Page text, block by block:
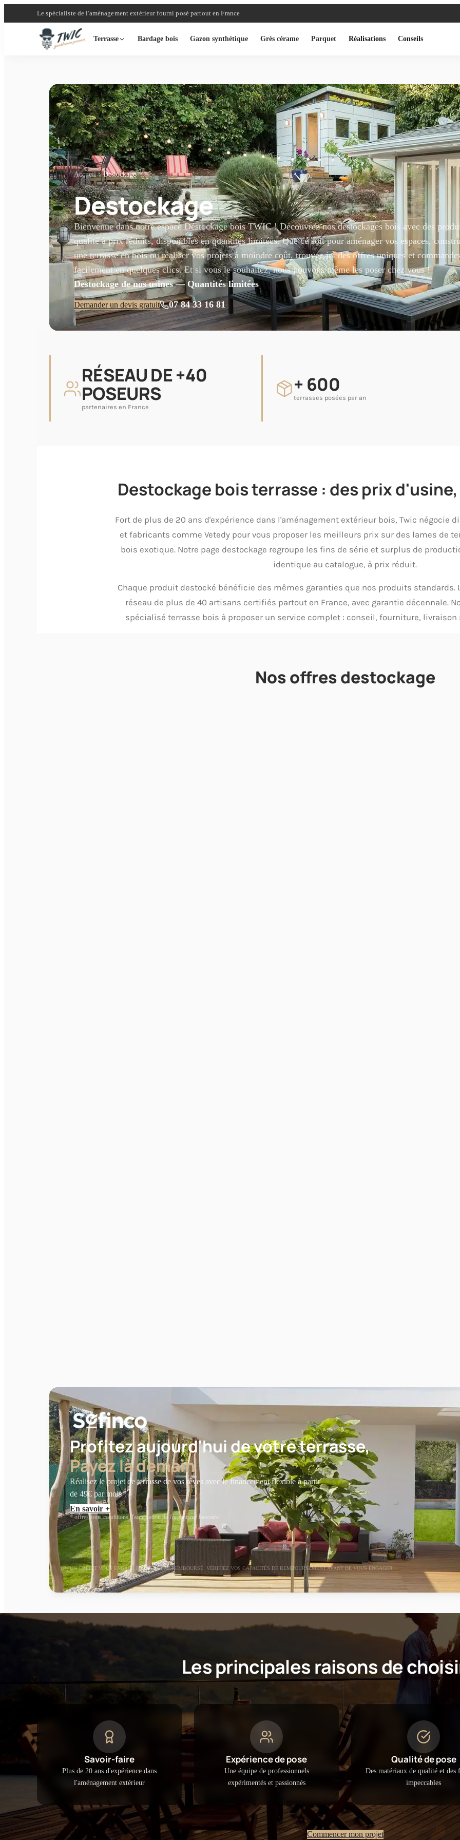
Le spécialiste de l'aménagement extérieur fourni posé partout en France
Terrasse Bardage bois Gazon synthétique Grès cérame Parquet Réalisations Conseils
Accueil Destockage
Destockage
Bienvenue dans notre espace Déstockage bois TWIC ! Découvrez nos destockages bois avec des
qualité à prix réduits, disponibles en quantités limitées. Que ce soit pour aménager vos espaces,
une terrasse en bois ou réaliser vos projets à moindre coût, trouvez ici des offres uniques et
facilement en quelques clics. Et si vous le souhaitez, nous pouvons même les poser chez vous !
Destockage de nos usines — Quantités limitées
Demander un devis gratuit 07 84 33 16 81
RÉSEAU DE +40
POSEURS
partenaires en France
+ 600
terrasses posées par an
Destockage bois terrasse : des prix
Fort de plus de 20 ans d'expérience dans l'aménagement extérieur bois, Twic négocie
et fabricants comme Vetedy pour vous proposer les meilleurs prix sur des lames de
bois exotique. Notre page destockage regroupe les fins de série et surplus de
identique au catalogue, à prix réduit.
Chaque produit destocké bénéficie des mêmes garanties que nos produits standards.
réseau de plus de 40 artisans certifiés partout en France, avec garantie décennale.
spécialisé terrasse bois à proposer un service complet : conseil, fourniture,
Nos offres destockage
Profitez aujourd'hui de votre terrasse,
Payez là demain
Réalisez le projet de terrasse de vos rêves avec le financement flexible à partir
de 49€ par mois !
En savoir +
* offres sous conditions d'acceptation de l'organisme bancaire.
UN CRÉDIT VOUS ENGAGE ET DOIT ÊTRE REMBOURSÉ. VÉRIFIEZ VOS CAPACITÉS DE REMBOURSEMENT AVANT DE VOUS ENGAGER
Les principales raisons de
Savoir-faire
Plus de 20 ans d'expérience dans
l'aménagement extérieur
Expérience de pose
Une équipe de professionnels
expérimentés et passionnés
Qualité de pose
Des matériaux de qualité et des
impeccables
Commencer mon projet